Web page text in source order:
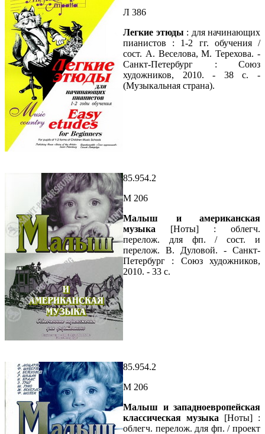
Л 386
Легкие этюды : для начинающих
пианистов : 1-2 гг. обучения /
сост. А. Веселова, М. Терехова. -
Санкт-Петербург : Союз
художников, 2010. - 38 с. -
(Музыкальная страна).
85.954.2
М 206
Малыш и американская
музыка [Ноты] : облегч.
перелож. для фп. / сост. и
перелож. В. Дуловой. - Санкт-
Петербург : Союз художников,
2010. - 33 с.
85.954.2
М 206
Малыш и западноевропейская
классическая музыка [Ноты] :
облегч. перелож. для фп. / проект